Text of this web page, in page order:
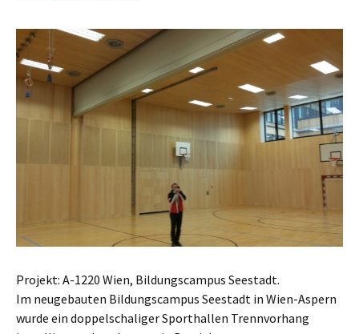
Projekt: A-1220 Wien, Bildungscampus Seestadt.
Im neugebauten Bildungscampus Seestadt in Wien-Aspern
wurde ein doppelschaliger Sporthallen Trennvorhang